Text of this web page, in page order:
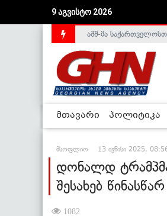
9 აგვისტო 2026
საქართველოს დე-
აშშ-მა
მთავარი პოლიტიკა
მსოფლიო 13 ივნისი 2025,
დონალდ
შესახებ
1082